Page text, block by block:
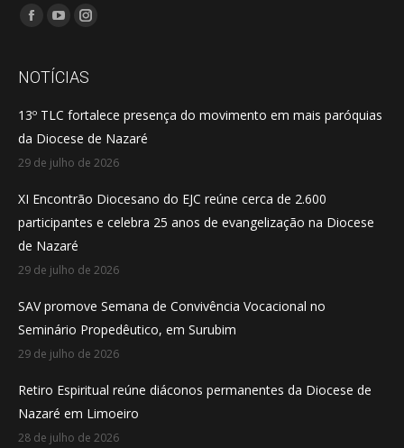
Encontre-nos em:
Facebook
opens
new
window
YouTube
opens
new
window
Instagram
opens
new
window
NOTÍCIAS
13º TLC fortalece presença do movimento em mais paróquias
da Diocese de Nazaré
29 de julho de 2026
XI Encontrão Diocesano do EJC reúne cerca de 2.600
participantes e celebra 25 anos de evangelização na Diocese
de Nazaré
29 de julho de 2026
SAV promove Semana de Convivência Vocacional no
Seminário Propedêutico, em Surubim
29 de julho de 2026
Retiro Espiritual reúne diáconos permanentes da Diocese de
Nazaré em Limoeiro
28 de julho de 2026